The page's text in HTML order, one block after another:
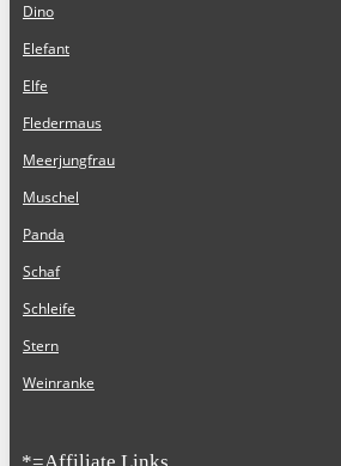
Dino
Elefant
Elfe
Fledermaus
Meerjungfrau
Muschel
Panda
Schaf
Schleife
Stern
Weinranke